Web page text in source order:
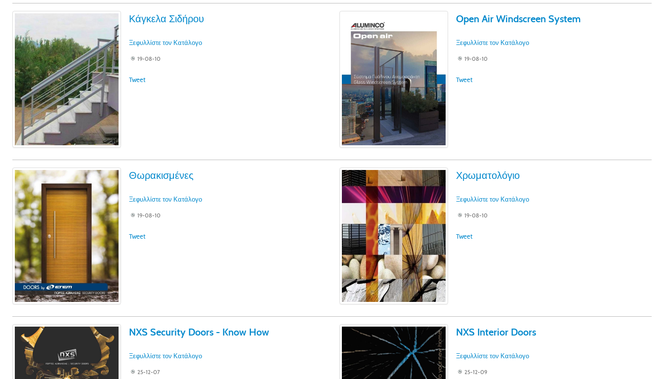
Κάγκελα Σιδήρου
Ξεφυλλίστε τον Κατάλογο
19-08-10
Tweet
Open Air Windscreen System
Ξεφυλλίστε τον Κατάλογο
19-08-10
Tweet
Θωρακισμένες
Ξεφυλλίστε τον Κατάλογο
19-08-10
Tweet
Χρωματολόγιο
Ξεφυλλίστε τον Κατάλογο
19-08-10
Tweet
NXS Security Doors - Know How
Ξεφυλλίστε τον Κατάλογο
25-12-07
NXS Interior Doors
Ξεφυλλίστε τον Κατάλογο
25-12-09